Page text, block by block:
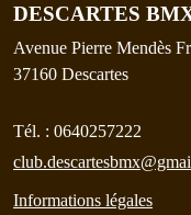
DESCARTES
Avenue Pierre Mendès
37160 Descartes
Tél. : 0640257222
Informations légales